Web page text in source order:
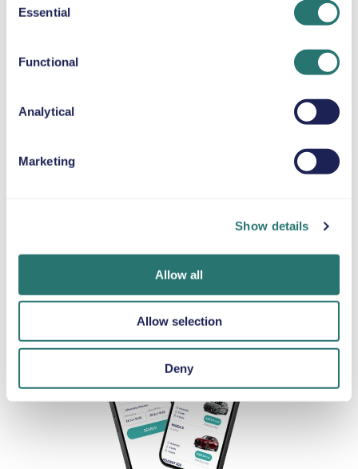
Selection
Essential
Functional
Analytical
Marketing
Show details
Allow all
Allow selection
Deny
CUSCINO RIALZATO
minuti sul sito web
dal tuo telefono
con la nostra app.
documenti
direttamente